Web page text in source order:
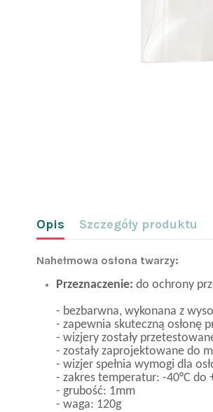
Opis Szczegóły produktu
Nahełmowa osłona twarzy:
Przeznaczenie: do ochrony
- bezbarwna, wykonana z
- zapewnia skuteczną osłonę
- wizjery zostały
- zostały zaprojektowane do
- wizjer spełnia wymogi dla
- zakres temperatur: -40°C do
- grubość: 1mm
- waga: 120g